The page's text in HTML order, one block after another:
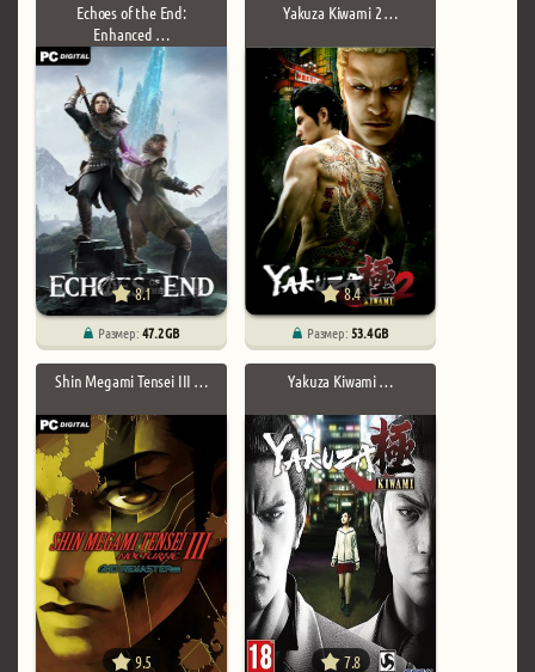
Echoes of the End:
Enhanced …
8.1
Размер:47.2 GB
Yakuza Kiwami 2 …
8.4
Размер:53.4 GB
Shin Megami Tensei III …
9.5
Yakuza Kiwami …
7.8